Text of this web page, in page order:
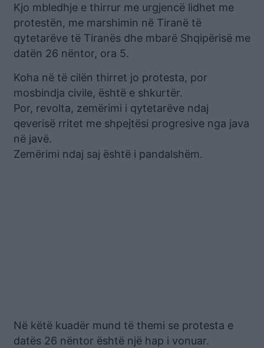
Kjo mbledhje e thirrur me urgjencë lidhet me
protestën, me marshimin në Tiranë të
qytetarëve të Tiranës dhe mbarë Shqipërisë me
datën 26 nëntor, ora 5.
Koha në të cilën thirret jo protesta, por
mosbindja civile, është e shkurtër.
Por, revolta, zemërimi i qytetarëve ndaj
qeverisë rritet me shpejtësi progresive nga java
në javë.
Zemërimi ndaj saj është i pandalshëm.
Në këtë kuadër mund të themi se protesta e
datës 26 nëntor është një hap i vonuar.